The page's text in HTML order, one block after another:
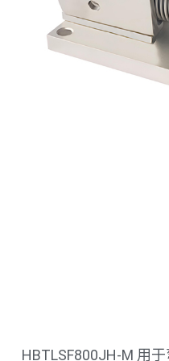
HBTLSF800JH-M 用